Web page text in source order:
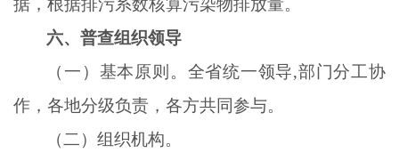
据，根据排污系数核算污染物排放量。
六、普查组织领导
（一）基本原则。全省统一领导,部门分工协
作，各地分级负责，各方共同参与。
（二）组织机构。